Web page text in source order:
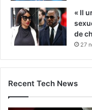
« Il
de
27
Recent Tech News